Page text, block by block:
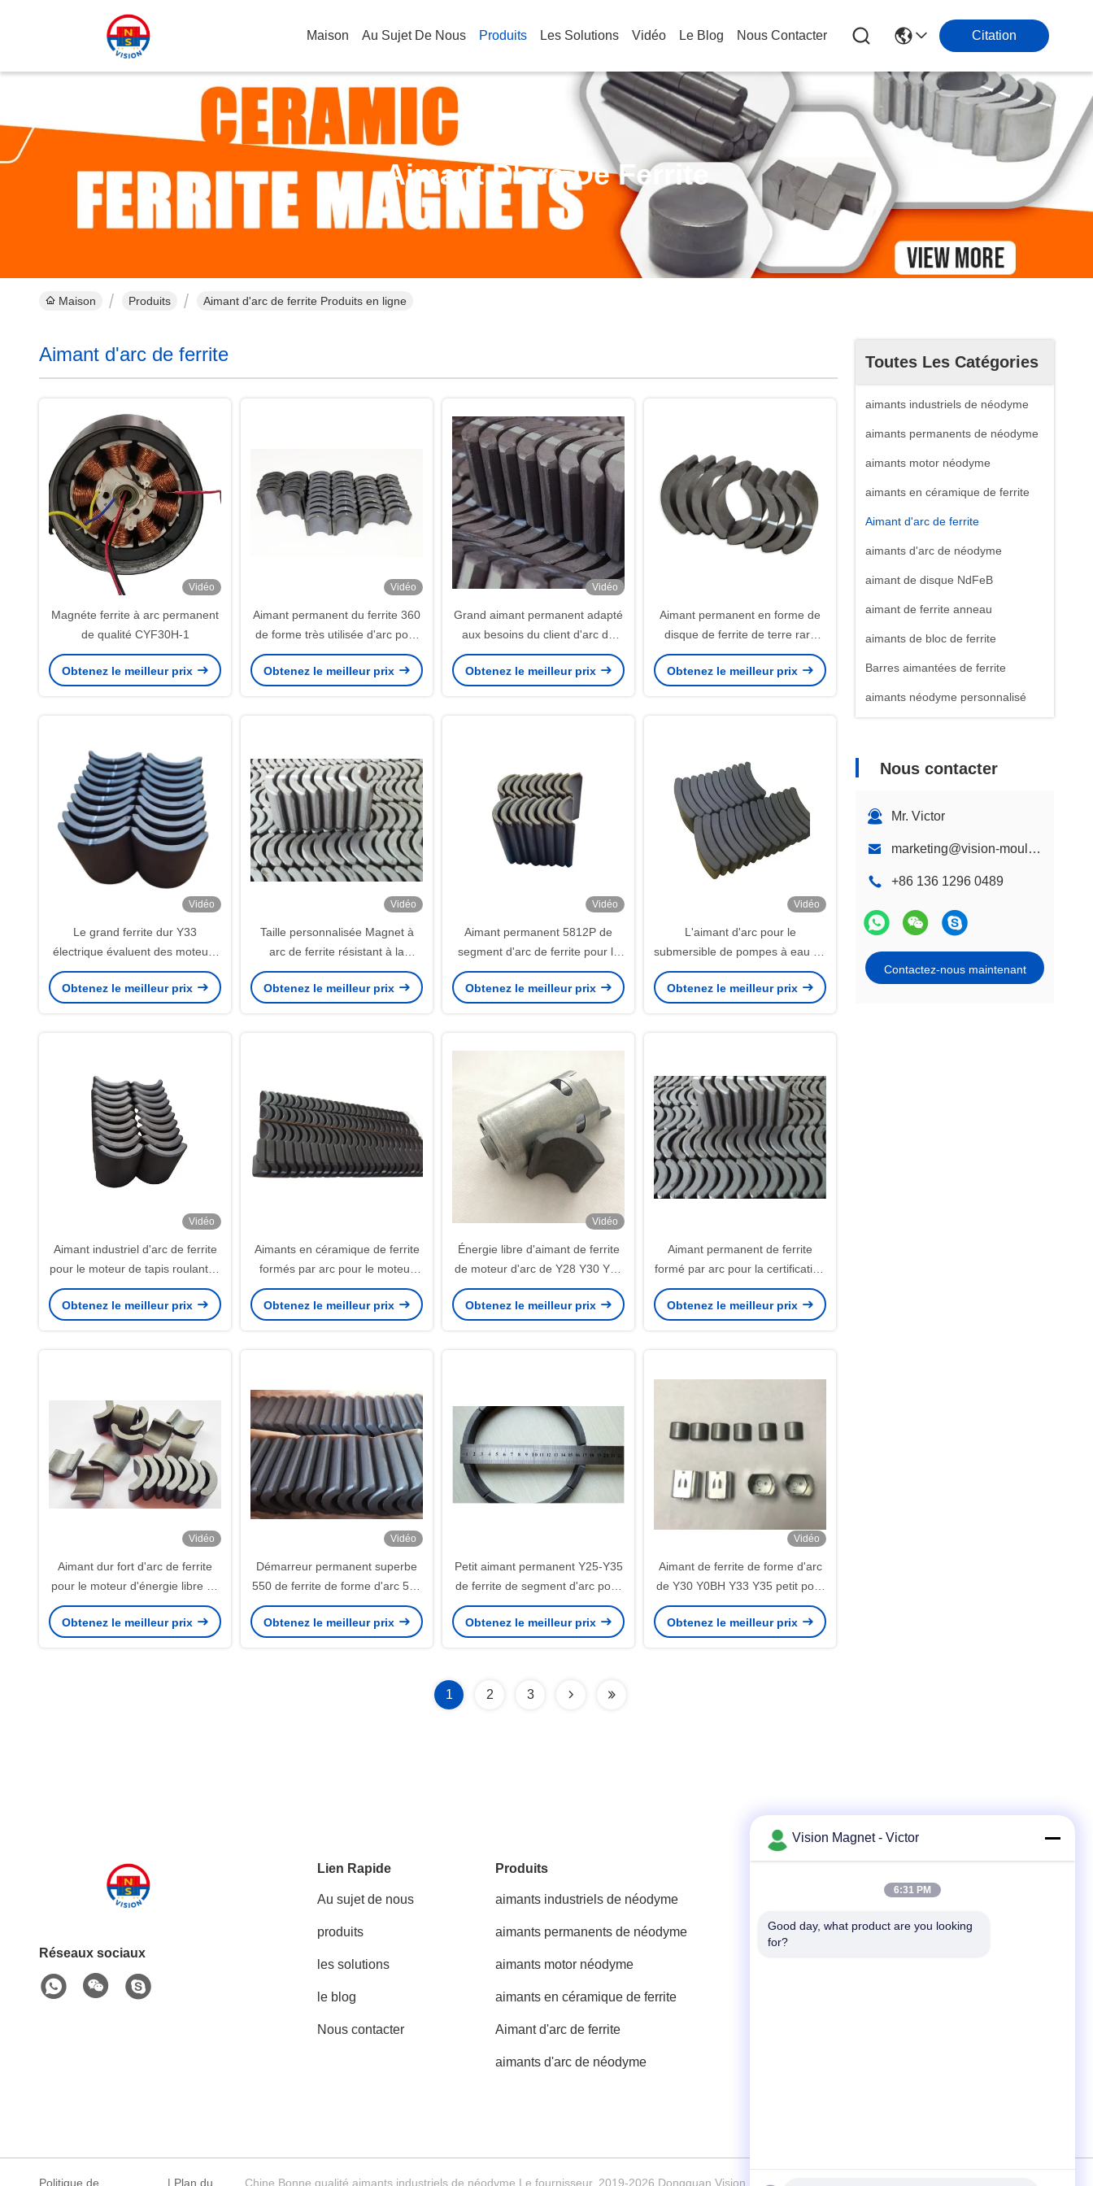
Maison Au Sujet De Nous Produits Les Solutions Vidéo Le Blog Nous Contacter Citation
Aimant D'arc De Ferrite
Maison Produits Aimant d'arc de ferrite Produits en ligne
Toutes Les Catégories
aimants industriels de néodyme
aimants permanents de néodyme
aimants motor néodyme
aimants en céramique de ferrite
Aimant d'arc de ferrite
aimants d'arc de néodyme
aimant de disque NdFeB
aimant de ferrite anneau
aimants de bloc de ferrite
Barres aimantées de ferrite
aimants néodyme personnalisé
Nous contacter
Mr. Victor
marketing@vision-moulding.com
+86 136 1296 0489
Contactez-nous maintenant
Aimant d'arc de ferrite
Vidéo
Magnéte ferrite à arc permanent
de qualité CYF30H-1
Obtenez le meilleur prix
Vidéo
Aimant permanent du ferrite 360
de forme très utilisée d'arc pour
le moteur de PMDC
Obtenez le meilleur prix
Vidéo
Grand aimant permanent adapté
aux besoins du client d'arc de
ferrite pour le compresseur
52.12*50.18*7.27 millimètre
Obtenez le meilleur prix
Aimant permanent en forme de
disque de ferrite de terre rare
d'arc de cylindre fait sur
commande d'anneau
Obtenez le meilleur prix
Vidéo
Le grand ferrite dur Y33
électrique évaluent des moteurs
de l'aimant 190W de
R35.5xr28.2x61x80mm
Obtenez le meilleur prix
Vidéo
Taille personnalisée Magnet à
arc de ferrite résistant à la
corrosion à haute performance
magnétique pour moteur EPS
Obtenez le meilleur prix
Vidéo
Aimant permanent 5812P de
segment d'arc de ferrite pour le
redresseur sans brosse de
moteur
Obtenez le meilleur prix
Vidéo
L'aimant d'arc pour le
submersible de pompes à eau de
BLDC pompent les aimants durs
forts de ferrite
Obtenez le meilleur prix
Vidéo
Aimant industriel d'arc de ferrite
pour le moteur de tapis roulant/le
moteur pompes à eau/C.C
Obtenez le meilleur prix
Aimants en céramique de ferrite
formés par arc pour le moteur
sans brosse de C.C de fan de
plafond
Obtenez le meilleur prix
Vidéo
Énergie libre d'aimant de ferrite
de moteur d'arc de Y28 Y30 Y33
Y35 R13.15*r8.8*H21mm
Obtenez le meilleur prix
Aimant permanent de ferrite
formé par arc pour la certification
de GV de moteur de fan de
plafond
Obtenez le meilleur prix
Vidéo
Aimant dur fort d'arc de ferrite
pour le moteur d'énergie libre de
360 et 370 BLDC
Obtenez le meilleur prix
Vidéo
Démarreur permanent superbe
550 de ferrite de forme d'arc 560
775 aimants de moteur
Obtenez le meilleur prix
Petit aimant permanent Y25-Y35
de ferrite de segment d'arc pour
le moteur de Motorcyceles
Obtenez le meilleur prix
Vidéo
Aimant de ferrite de forme d'arc
de Y30 Y0BH Y33 Y35 petit pour
le moteur de C.C 280
Obtenez le meilleur prix
1 2 3
Réseaux sociaux
Lien Rapide
Au sujet de nous
produits
les solutions
le blog
Nous contacter
Produits
aimants industriels de néodyme
aimants permanents de néodyme
aimants motor néodyme
aimants en céramique de ferrite
Aimant d'arc de ferrite
aimants d'arc de néodyme
Télégramme
86-13612960489
Politique de | Plan du Chine Bonne qualité aimants industriels de néodyme Le fournisseur. 2019-2026 Dongguan Vision Plastics Magnetoelectricity Technology Co., Ltd. Tous les
Vision Magnet - Victor
6:31 PM
Good day, what product are you looking
for?